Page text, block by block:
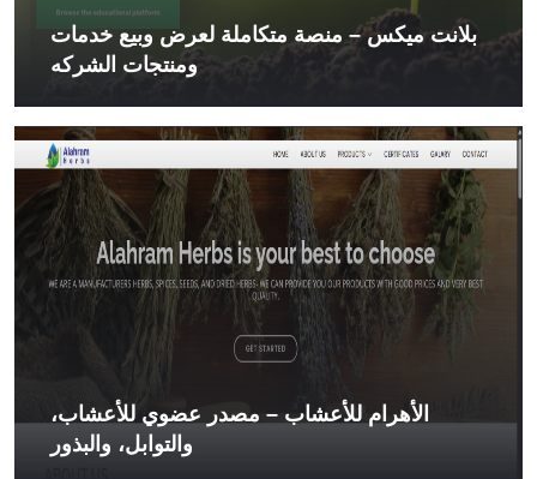
بلانت ميكس – منصة متكاملة لعرض وبيع خدمات
ومنتجات الشركه
الأهرام للأعشاب – مصدر عضوي للأعشاب،
والتوابل، والبذور